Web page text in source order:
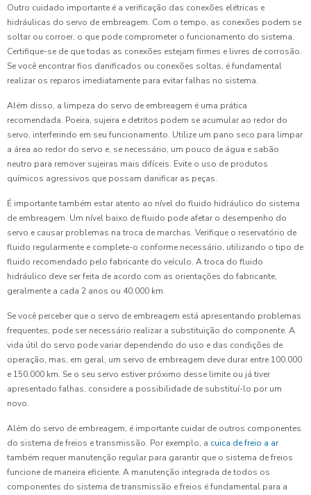
Outro cuidado importante é a verificação das conexões elétricas e
hidráulicas do servo de embreagem. Com o tempo, as conexões podem se
soltar ou corroer, o que pode comprometer o funcionamento do sistema.
Certifique-se de que todas as conexões estejam firmes e livres de corrosão.
Se você encontrar fios danificados ou conexões soltas, é fundamental
realizar os reparos imediatamente para evitar falhas no sistema.
Além disso, a limpeza do servo de embreagem é uma prática
recomendada. Poeira, sujeira e detritos podem se acumular ao redor do
servo, interferindo em seu funcionamento. Utilize um pano seco para limpar
a área ao redor do servo e, se necessário, um pouco de água e sabão
neutro para remover sujeiras mais difíceis. Evite o uso de produtos
químicos agressivos que possam danificar as peças.
É importante também estar atento ao nível do fluido hidráulico do sistema
de embreagem. Um nível baixo de fluido pode afetar o desempenho do
servo e causar problemas na troca de marchas. Verifique o reservatório de
fluido regularmente e complete-o conforme necessário, utilizando o tipo de
fluido recomendado pelo fabricante do veículo. A troca do fluido
hidráulico deve ser feita de acordo com as orientações do fabricante,
geralmente a cada 2 anos ou 40.000 km.
Se você perceber que o servo de embreagem está apresentando problemas
frequentes, pode ser necessário realizar a substituição do componente. A
vida útil do servo pode variar dependendo do uso e das condições de
operação, mas, em geral, um servo de embreagem deve durar entre 100.000
e 150.000 km. Se o seu servo estiver próximo desse limite ou já tiver
apresentado falhas, considere a possibilidade de substituí-lo por um
novo.
Além do servo de embreagem, é importante cuidar de outros componentes
do sistema de freios e transmissão. Por exemplo, a cuica de freio a ar
também requer manutenção regular para garantir que o sistema de freios
funcione de maneira eficiente. A manutenção integrada de todos os
componentes do sistema de transmissão e freios é fundamental para a